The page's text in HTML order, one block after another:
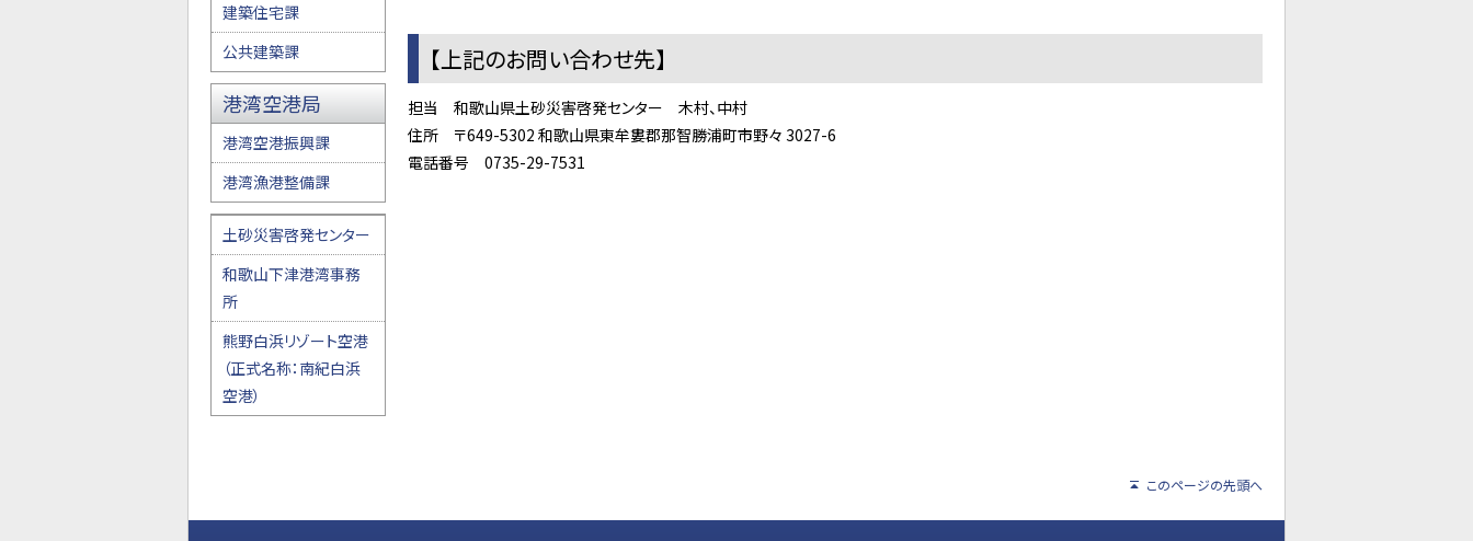
【上記のお問い合わせ先】
担当 和歌山県土砂災害啓発センター 木村、中村
住所 〒649-5302 和歌山県東牟婁郡那智勝浦町市野々 3027-6
電話番号 0735-29-7531
建築住宅課
公共建築課
港湾空港局
港湾空港振興課
港湾漁港整備課
土砂災害啓発センター
和歌山下津港湾事務
所
熊野白浜リゾート空港
（正式名称：南紀白浜
空港）
このページの先頭へ